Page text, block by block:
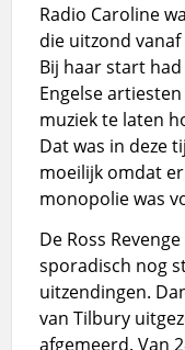
Radio Caroline
die uitzond
Bij haar start
Engelse
muziek te laten
Dat was in deze
moeilijk omdat
monopolie was
De Ross
sporadisch nog
uitzendingen.
van Tilbury
afgemeerd. Van